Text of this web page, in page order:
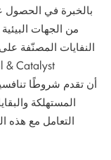
من الجهات
النفايات المصنّفة
المستهلكة
التعامل مع هذه